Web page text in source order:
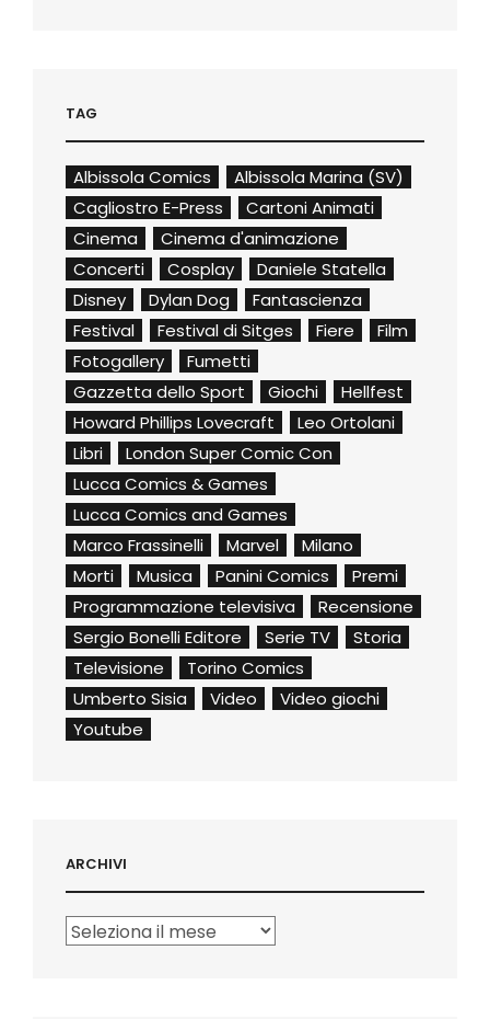
TAG
Albissola Comics
Albissola Marina (SV)
Cagliostro E-Press
Cartoni Animati
Cinema
Cinema d'animazione
Concerti
Cosplay
Daniele Statella
Disney
Dylan Dog
Fantascienza
Festival
Festival di Sitges Fiere
Film
Fotogallery
Fumetti
Gazzetta dello Sport
Giochi
Hellfest
Howard Phillips Lovecraft
Leo Ortolani
Libri
London Super Comic Con
Lucca Comics & Games
Lucca Comics and Games
Marco Frassinelli
Marvel
Milano
Morti
Musica Panini Comics
Premi
Programmazione televisiva
Recensione
Sergio Bonelli Editore
Serie TV
Storia
Televisione
Torino Comics
Umberto Sisia
Video
Video giochi
Youtube
ARCHIVI
Archivi